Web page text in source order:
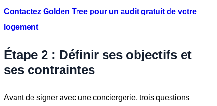
Contactez Golden Tree pour un audit gratuit de votre
logement
Étape 2 : Définir ses objectifs et
ses contraintes
Avant de signer avec une conciergerie, trois questions